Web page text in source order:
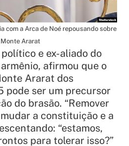
com a Arca de Noé repousando sobre
Monte Ararat
e ex-aliado do
afirmou que o
Ararat dos
pode ser um precursor
do brasão. “Remover
a constituição e a
“estamos,
para tolerar isso?”